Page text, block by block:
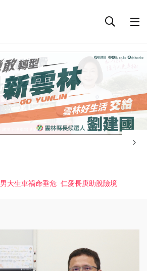
男大生車禍命垂危 仁愛長庚助脫險境